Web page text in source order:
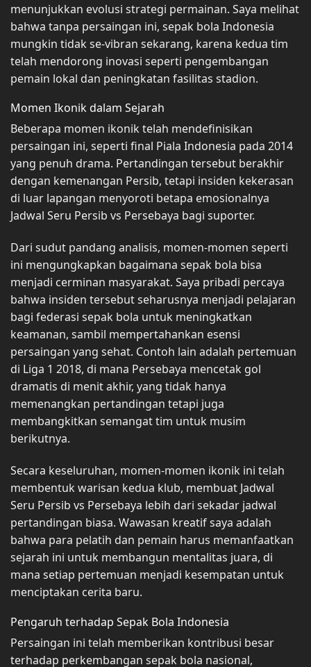
menunjukkan evolusi strategi permainan. Saya melihat
bahwa tanpa persaingan ini, sepak bola Indonesia
mungkin tidak se-vibran sekarang, karena kedua tim
telah mendorong inovasi seperti pengembangan
pemain lokal dan peningkatan fasilitas stadion.
Momen Ikonik dalam Sejarah
Beberapa momen ikonik telah mendefinisikan
persaingan ini, seperti final Piala Indonesia pada 2014
yang penuh drama. Pertandingan tersebut berakhir
dengan kemenangan Persib, tetapi insiden kekerasan
di luar lapangan menyoroti betapa emosionalnya
Jadwal Seru Persib vs Persebaya bagi suporter.
Dari sudut pandang analisis, momen-momen seperti
ini mengungkapkan bagaimana sepak bola bisa
menjadi cerminan masyarakat. Saya pribadi percaya
bahwa insiden tersebut seharusnya menjadi pelajaran
bagi federasi sepak bola untuk meningkatkan
keamanan, sambil mempertahankan esensi
persaingan yang sehat. Contoh lain adalah pertemuan
di Liga 1 2018, di mana Persebaya mencetak gol
dramatis di menit akhir, yang tidak hanya
memenangkan pertandingan tetapi juga
membangkitkan semangat tim untuk musim
berikutnya.
Secara keseluruhan, momen-momen ikonik ini telah
membentuk warisan kedua klub, membuat Jadwal
Seru Persib vs Persebaya lebih dari sekadar jadwal
pertandingan biasa. Wawasan kreatif saya adalah
bahwa para pelatih dan pemain harus memanfaatkan
sejarah ini untuk membangun mentalitas juara, di
mana setiap pertemuan menjadi kesempatan untuk
menciptakan cerita baru.
Pengaruh terhadap Sepak Bola Indonesia
Persaingan ini telah memberikan kontribusi besar
terhadap perkembangan sepak bola nasional,